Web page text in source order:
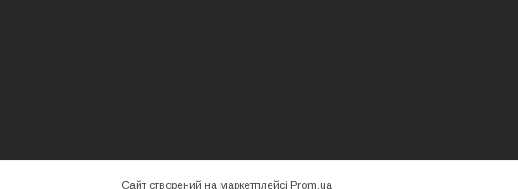
Сайт створений на маркетплейсі Prom.ua